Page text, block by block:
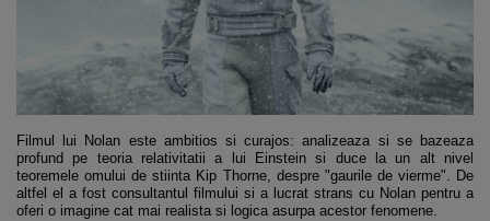
Filmul lui Nolan este ambitios si curajos: analizeaza si se bazeaza
profund pe teoria relativitatii a lui Einstein si duce la un alt nivel
teoremele omului de stiinta Kip Thorne, despre "gaurile de vierme". De
altfel el a fost consultantul filmului si a lucrat strans cu Nolan pentru a
oferi o imagine cat mai realista si logica asurpa acestor fenomene.